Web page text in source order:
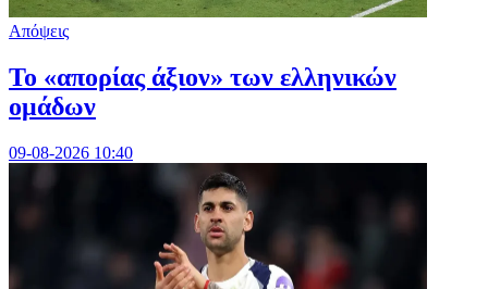
Απόψεις
Το «απορίας άξιον» των ελληνικών
ομάδων
09-08-2026 10:40